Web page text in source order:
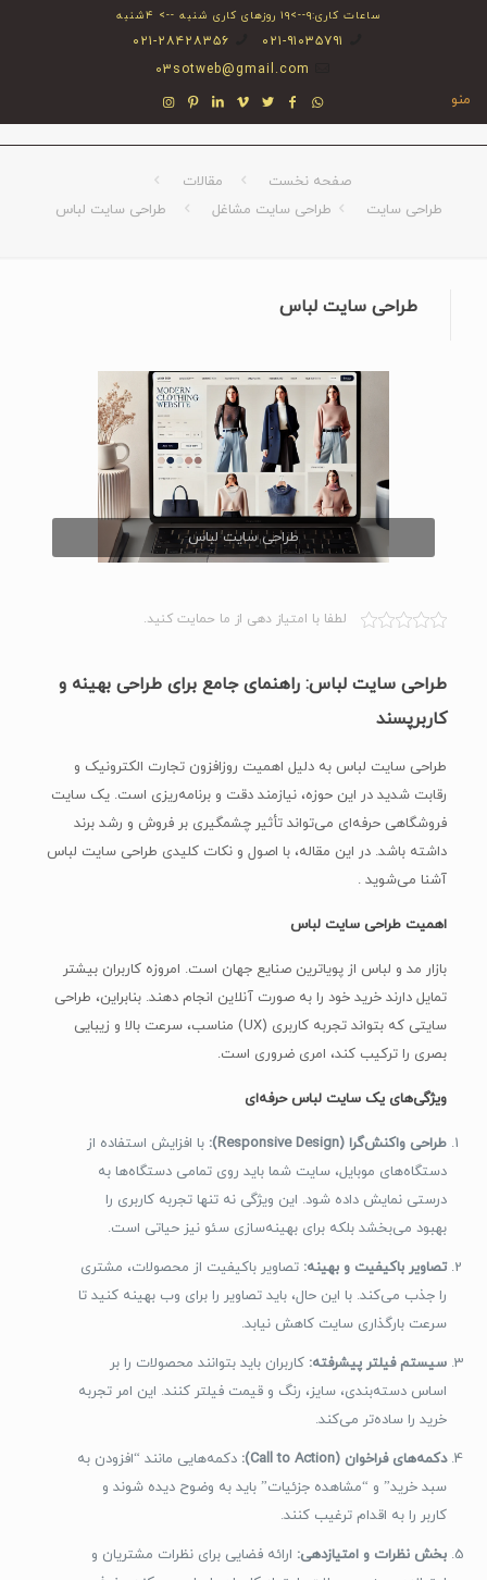
ساعات کاری:۹-->۱۹ روزهای کاری شنبه --> ۴شنبه
۰۲۱-۹۱۰۳۵۷۹۱
۰۲۱-۲۸۴۲۸۳۵۶
03sotweb@gmail.com
منو
صفحه نخست
مقالات
طراحی سایت
طراحی سایت مشاغل طراحی سایت لباس
طراحی سایت لباس
طراحی سایت لباس
لطفا با امتیاز دهی از ما حمایت کنید.
طراحی سایت لباس: راهنمای جامع برای طراحی بهینه و
کاربرپسند
طراحی سایت لباس به دلیل اهمیت روزافزون تجارت الکترونیک و
رقابت شدید در این حوزه، نیازمند دقت و برنامه‌ریزی است. یک سایت
فروشگاهی حرفه‌ای می‌تواند تأثیر چشمگیری بر فروش و رشد برند
داشته باشد. در این مقاله، با اصول و نکات کلیدی طراحی سایت لباس
آشنا می‌شوید .
اهمیت طراحی سایت لباس
بازار مد و لباس از پویاترین صنایع جهان است. امروزه کاربران بیشتر
تمایل دارند خرید خود را به صورت آنلاین انجام دهند. بنابراین، طراحی
سایتی که بتواند تجربه کاربری (UX) مناسب، سرعت بالا و زیبایی
بصری را ترکیب کند، امری ضروری است.
ویژگی‌های یک سایت لباس حرفه‌ای
طراحی واکنش‌گرا (Responsive Design):
با افزایش استفاده از
دستگاه‌های موبایل، سایت شما باید روی تمامی دستگاه‌ها به
درستی نمایش داده شود. این ویژگی نه تنها تجربه کاربری را
بهبود می‌بخشد بلکه برای بهینه‌سازی سئو نیز حیاتی است.
تصاویر باکیفیت و بهینه: تصاویر باکیفیت از محصولات، مشتری
را جذب می‌کند. با این حال، باید تصاویر را برای وب بهینه کنید تا
سرعت بارگذاری سایت کاهش نیابد.
سیستم فیلتر پیشرفته: کاربران باید بتوانند محصولات را بر
اساس دسته‌بندی، سایز، رنگ و قیمت فیلتر کنند. این امر تجربه
خرید را ساده‌تر می‌کند.
دکمه‌های فراخوان (Call to Action):
دکمه‌هایی مانند “افزودن به
سبد خرید” و “مشاهده جزئیات” باید به وضوح دیده شوند و
کاربر را به اقدام ترغیب کنند.
بخش نظرات و امتیازدهی: ارائه فضایی برای نظرات مشتریان و